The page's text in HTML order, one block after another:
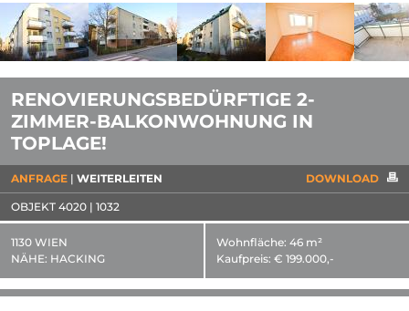
RENOVIERUNGSBEDÜRFTIGE 2-
ZIMMER-BALKONWOHNUNG IN
TOPLAGE!
ANFRAGE WEITERLEITEN DOWNLOAD
OBJEKT 4020 | 1032
1130 WIEN
NÄHE: HACKING
Wohnfläche: 46 m²
Kaufpreis: € 199.000,-